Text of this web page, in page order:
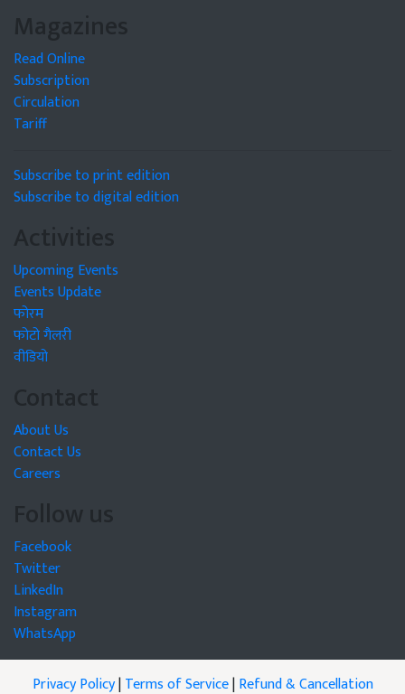
Magazines
Read Online
Subscription
Circulation
Tariff
Subscribe to print edition
Subscribe to digital edition
Activities
Upcoming Events
Events Update
फोरम
फोटो गैलरी
वीडियो
Contact
About Us
Contact Us
Careers
Follow us
Facebook
Twitter
LinkedIn
Instagram
WhatsApp
Privacy Policy|Terms of Service|Refund & Cancellation